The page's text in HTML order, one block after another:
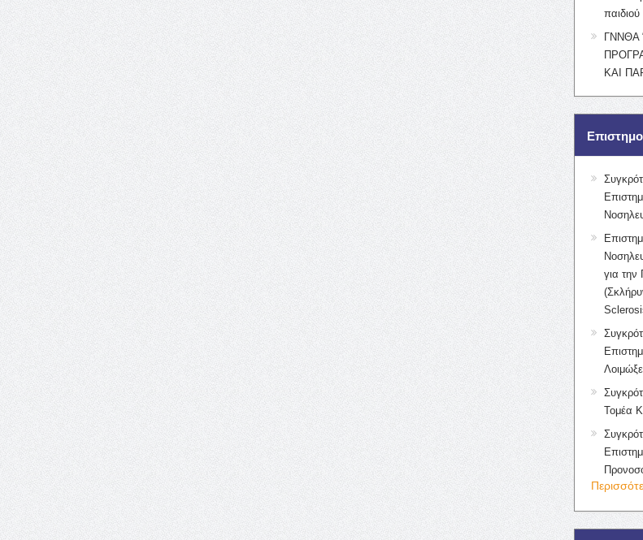
ΓΝΝΘΑ
ΚΑΙ
για
Τομέα